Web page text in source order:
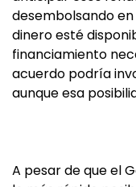
desembolsando
dinero esté
financiamiento
acuerdo podría
aunque esa
A pesar de que el